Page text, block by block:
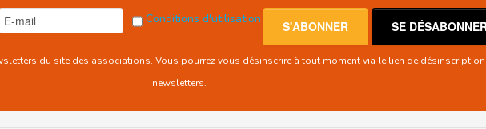
Conditions d'utilisation
du site des associations. Vous pourrez vous désinscrire à tout moment via le lien de
newsletters.